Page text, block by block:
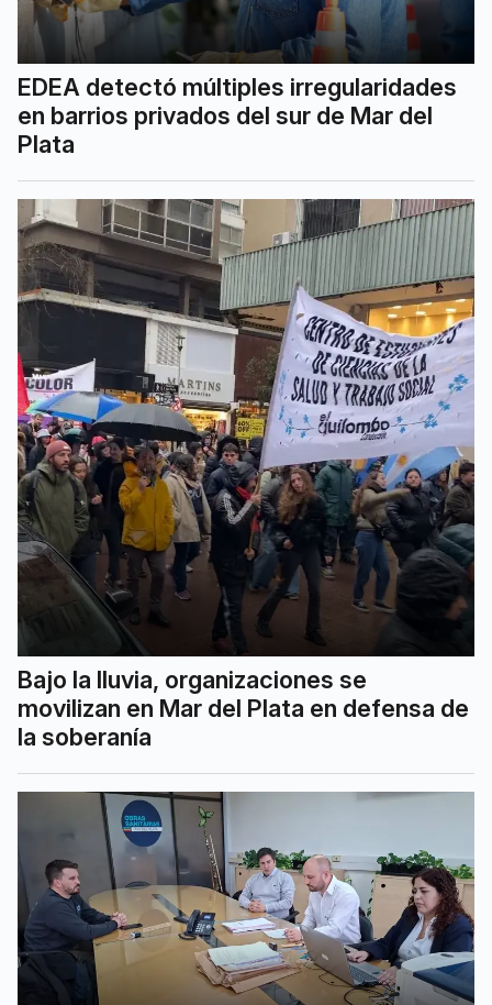
EDEA detectó múltiples irregularidades
en barrios privados del sur de Mar del
Plata
Bajo la lluvia, organizaciones se
movilizan en Mar del Plata en defensa de
la soberanía